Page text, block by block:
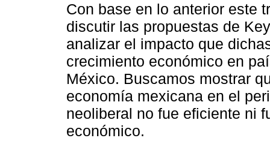
Con base en lo anterior este
discutir las propuestas de
analizar el impacto que
crecimiento económico en
México. Buscamos mostrar
economía mexicana en el
neoliberal no fue eficiente ni
económico.